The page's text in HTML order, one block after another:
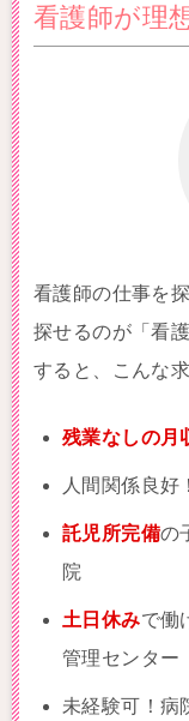
看護師が理
看護師の仕事を
探せるのが「看
すると、こんな
残業なしの月
人間関係良好！
託児所完備の
院
土日休みで働
管理センター
未経験可！病